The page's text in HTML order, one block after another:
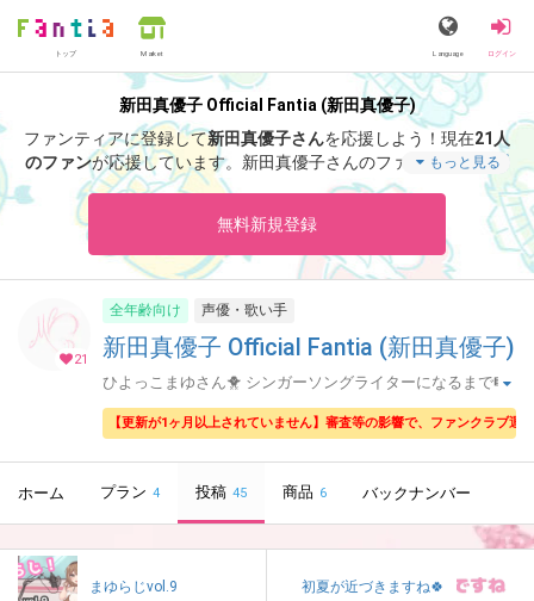
トップ Market Language ログイン
新田真優子 Official Fantia (新田真優子)
ファンティアに登録して新田真優子さんを応援しよう！ 現在21人
のファンが応援しています。 新田真優子さんのファンクラブ「新
田真優子」では、「文章書く仕事した。
」などの特別なコンテン
もっと見る
無料新規登録
21
全年齢向け 声優・歌い手
新田真優子 Official Fantia (新田真優子)
ひよっこまゆさん🐥 シンガーソングライターになるまで🎼
【更新が1ヶ月以上されていません】審査等の影響で、ファンクラブ
ホーム プラン 4 投稿 45 商品 6 バックナンバー
まゆらじvol.9 初夏が近づきますね🍀